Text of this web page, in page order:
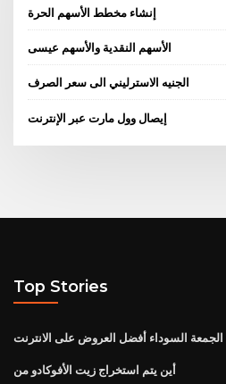
إنشاء مخطط الأسهم الحرة
الأسهم النقدية والأسهم عيسى
الجنيه الاسترليني الى سعر الصرف
إيصال وول مارت عبر الإنترنت
Top Stories
أين يتم استخراج زيت الأفوكادو من